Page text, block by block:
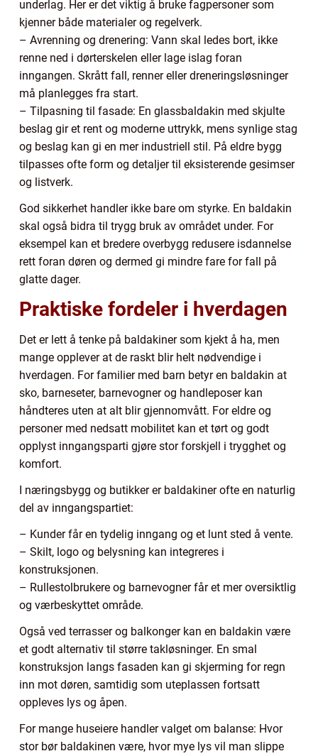
underlag. Her er det viktig å bruke fagpersoner som
kjenner både materialer og regelverk.
– Avrenning og drenering: Vann skal ledes bort, ikke
renne ned i dørterskelen eller lage islag foran
inngangen. Skrått fall, renner eller dreneringsløsninger
må planlegges fra start.
– Tilpasning til fasade: En glassbaldakin med skjulte
beslag gir et rent og moderne uttrykk, mens synlige stag
og beslag kan gi en mer industriell stil. På eldre bygg
tilpasses ofte form og detaljer til eksisterende gesimser
og listverk.
God sikkerhet handler ikke bare om styrke. En baldakin
skal også bidra til trygg bruk av området under. For
eksempel kan et bredere overbygg redusere isdannelse
rett foran døren og dermed gi mindre fare for fall på
glatte dager.
Praktiske fordeler i hverdagen
Det er lett å tenke på baldakiner som kjekt å ha, men
mange opplever at de raskt blir helt nødvendige i
hverdagen. For familier med barn betyr en baldakin at
sko, barneseter, barnevogner og handleposer kan
håndteres uten at alt blir gjennomvått. For eldre og
personer med nedsatt mobilitet kan et tørt og godt
opplyst inngangsparti gjøre stor forskjell i trygghet og
komfort.
I næringsbygg og butikker er baldakiner ofte en naturlig
del av inngangspartiet:
– Kunder får en tydelig inngang og et lunt sted å vente.
– Skilt, logo og belysning kan integreres i
konstruksjonen.
– Rullestolbrukere og barnevogner får et mer oversiktlig
og værbeskyttet område.
Også ved terrasser og balkonger kan en baldakin være
et godt alternativ til større takløsninger. En smal
konstruksjon langs fasaden kan gi skjerming for regn
inn mot døren, samtidig som uteplassen fortsatt
oppleves lys og åpen.
For mange huseiere handler valget om balanse: Hvor
stor bør baldakinen være, hvor mye lys vil man slippe